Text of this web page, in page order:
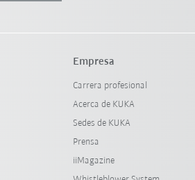
Empresa
Carrera profesional
Acerca de KUKA
Sedes de KUKA
Prensa
iiMagazine